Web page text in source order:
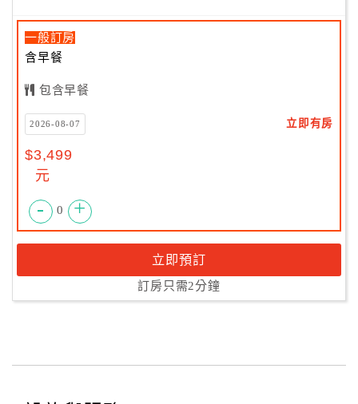
一般訂房
含早餐
包含早餐
2026-08-07 立即有房
$3,499
元
- 0 +
立即預訂
訂房只需2分鐘